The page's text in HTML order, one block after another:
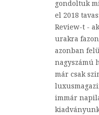
gondoltuk
el 2018
Review-t -
urakra
azonban
nagyszámú
már csak
immár